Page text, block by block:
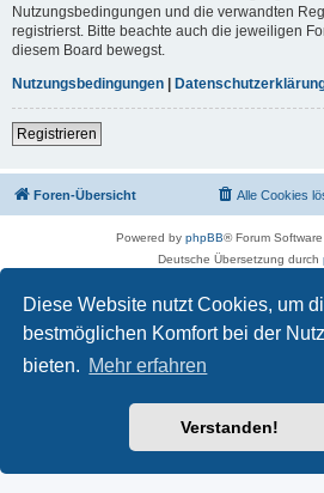
Diese Website nutzt Cookies, um
bestmöglichen Komfort bei der
bieten. Mehr erfahren
Verstanden!
Nutzungsbedingungen und die verwandten
registrierst. Bitte beachte auch die jeweiligen
diesem Board bewegst.
Nutzungsbedingungen |
Registrieren
Foren-Übersicht Alle Cookies
Powered by phpBB® Forum
Deutsche Übersetzung durch